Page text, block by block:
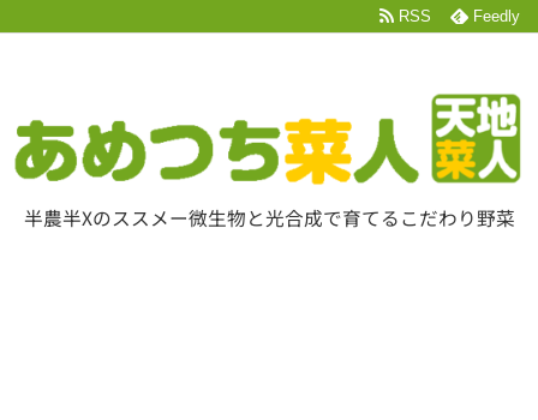
半農半Xのススメー微生物と光合成で育てるこだわり野菜
RSS Feedly